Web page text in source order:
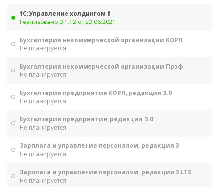
1С:Управление холдингом 8
Реализовано 3.1.12 от 23.06.2021
Бухгалтерия некоммерческой организации КОРП
Не планируется
Бухгалтерия некоммерческой организации Проф
Не планируется
Бухгалтерия предприятия КОРП, редакция 3.0
Не планируется
Бухгалтерия предприятия, редакция 3.0
Не планируется
Зарплата и управление персоналом, редакция 3
Не планируется
Зарплата и управление персоналом, редакция 3 LTS
Не планируется